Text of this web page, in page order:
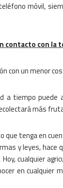
móvil,
contacto con la
con un menor
a tiempo puede
más
tenga en
y leyes, hace
Hoy, cualquier
en cualquier